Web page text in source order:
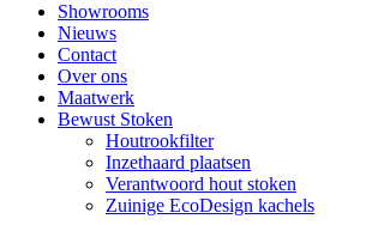
Showrooms
Nieuws
Contact
Over ons
Maatwerk
Bewust Stoken
Houtrookfilter
Inzethaard plaatsen
Verantwoord hout stoken
Zuinige EcoDesign kachels